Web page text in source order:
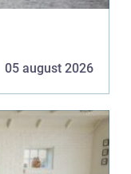
05 august 2026